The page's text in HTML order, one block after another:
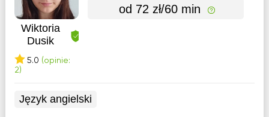
Wiktoria
Dusik
5.0 (opinie:
2)
od 72 zł/60 min
Język angielski